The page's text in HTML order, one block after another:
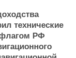
технические
флагом РФ